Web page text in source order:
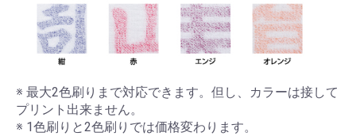
※ 最大2色刷りまで対応できます。但し、カラーは接して
プリント出来ません。
※ 1色刷りと2色刷りでは価格変わります。